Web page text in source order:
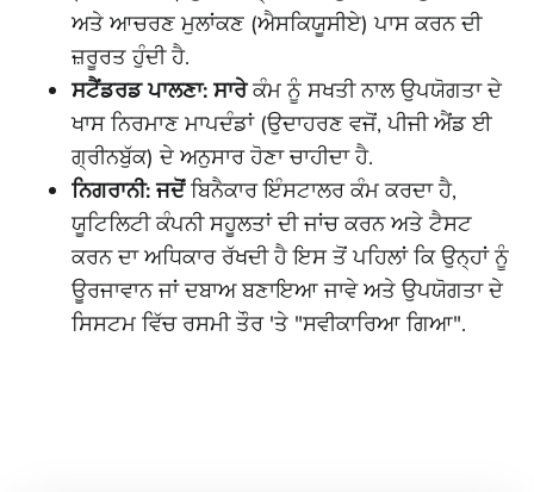
ਅਤੇ ਆਚਰਣ ਮੁਲਾਂਕਣ (ਐਸਕਿਯੂਸੀਏ) ਪਾਸ ਕਰਨ ਦੀ
ਜ਼ਰੂਰਤ ਹੁੰਦੀ ਹੈ.
ਸਟੈਂਡਰਡ ਪਾਲਣਾ: ਸਾਰੇਕੰਮ ਨੂੰ ਸਖਤੀ ਨਾਲ ਉਪਯੋਗਤਾ ਦੇ
ਖਾਸ ਨਿਰਮਾਣ ਮਾਪਦੰਡਾਂ (ਉਦਾਹਰਣ ਵਜੋਂ, ਪੀਜੀ ਐਂਡ ਈ
ਗ੍ਰੀਨਬੁੱਕ) ਦੇ ਅਨੁਸਾਰ ਹੋਣਾ ਚਾਹੀਦਾ ਹੈ.
ਨਿਗਰਾਨੀ: ਜਦੋਂਬਿਨੈਕਾਰ ਇੰਸਟਾਲਰ ਕੰਮ ਕਰਦਾ ਹੈ,
ਯੂਟਿਲਿਟੀ ਕੰਪਨੀ ਸਹੂਲਤਾਂ ਦੀ ਜਾਂਚ ਕਰਨ ਅਤੇ ਟੈਸਟ
ਕਰਨ ਦਾ ਅਧਿਕਾਰ ਰੱਖਦੀ ਹੈ ਇਸ ਤੋਂ ਪਹਿਲਾਂ ਕਿ ਉਨ੍ਹਾਂ ਨੂੰ
ਊਰਜਾਵਾਨ ਜਾਂ ਦਬਾਅ ਬਣਾਇਆ ਜਾਵੇ ਅਤੇ ਉਪਯੋਗਤਾ ਦੇ
ਸਿਸਟਮ ਵਿੱਚ ਰਸਮੀ ਤੌਰ 'ਤੇ "ਸਵੀਕਾਰਿਆ ਗਿਆ".